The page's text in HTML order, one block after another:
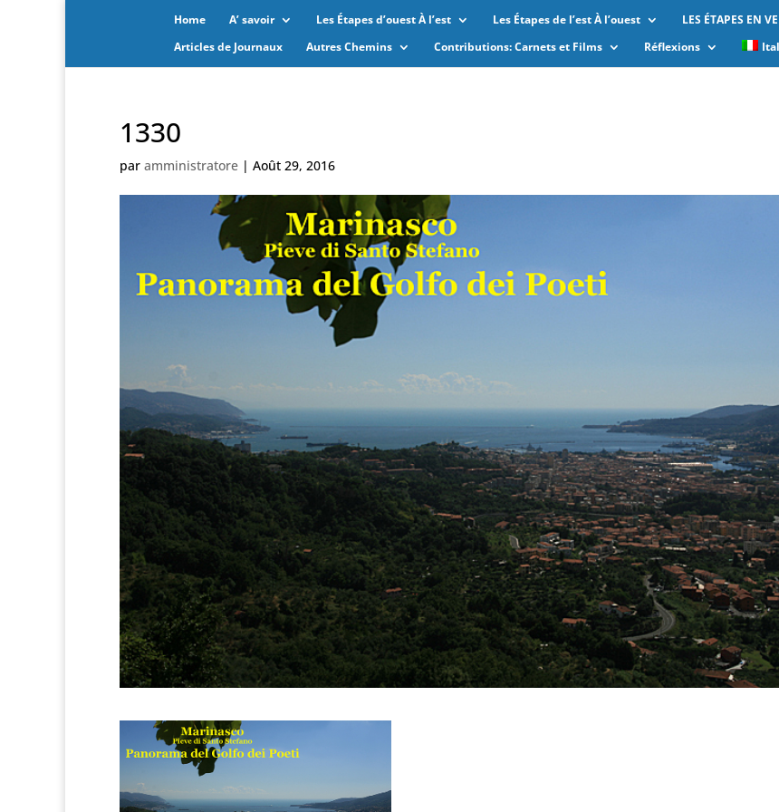
Home A’ savoir Les Étapes d’ouest À l’est Les Étapes de l’est À l’ouest LES ÉTAPES EN
Articles de Journaux
Autres Chemins Contributions: Carnets et Films Réflexions
1330
par amministratore | Août 29, 2016